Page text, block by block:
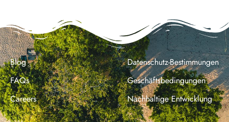
Blog
FAQs
Careers
Datenschutz-Bestimmungen
Geschäftsbedingungen
Nachhaltige Entwicklung